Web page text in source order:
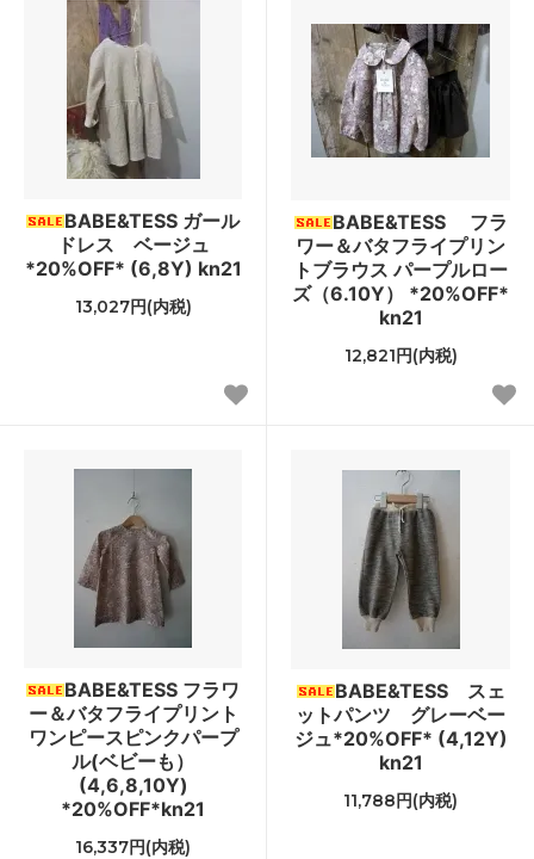
BABE&TESS ガール
ドレス ベージュ
*20%OFF* (6,8Y) kn21
13,027円(内税)
BABE&TESS フラ
ワー＆バタフライプリン
トブラウス パープルロー
ズ（6.10Y） *20%OFF*
kn21
12,821円(内税)
BABE&TESS フラワ
ー＆バタフライプリント
ワンピースピンクパープ
ル(ベビーも）
(4,6,8,10Y)
*20%OFF*kn21
16,337円(内税)
BABE&TESS スェ
ットパンツ グレーベー
ジュ*20%OFF* (4,12Y)
kn21
11,788円(内税)